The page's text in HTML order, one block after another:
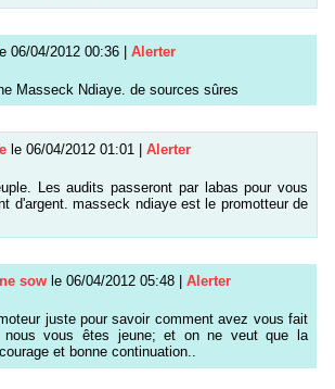
06/04/2012 00:36 | Alerter
Masseck Ndiaye. de sources sûres
le 06/04/2012 01:01 Alerter
Les audits passeront par labas pour vous
d'argent. masseck ndiaye est le promotteur de
sow le 06/04/2012 05:48 Alerter
juste pour savoir comment avez vous fait
nous vous êtes jeune; et on ne veut que la
et bonne continuation..